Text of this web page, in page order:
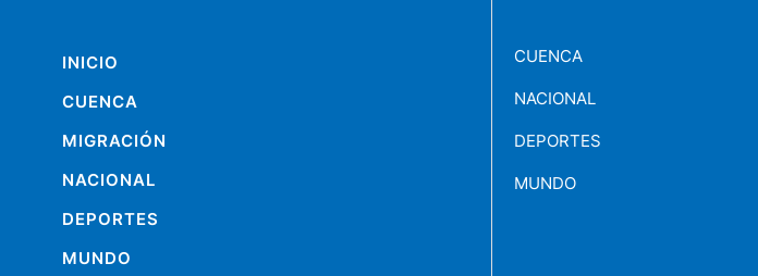
INICIO
CUENCA
MIGRACIÓN
NACIONAL
DEPORTES
MUNDO
CUENCA
NACIONAL
DEPORTES
MUNDO